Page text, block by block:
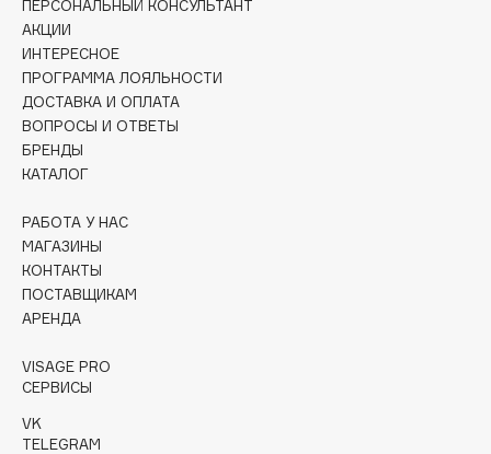
Collagenina
Consly
Corimo
CosRX
Cottolina
Crescina
Curaprox
D
DABO
Darphin
ПЕРСОНАЛЬНЫЙ КОНСУЛЬТАНТ
АКЦИИ
ИНТЕРЕСНОЕ
ПРОГРАММА ЛОЯЛЬНОСТИ
ДОСТАВКА И ОПЛАТА
ВОПРОСЫ И ОТВЕТЫ
БРЕНДЫ
КАТАЛОГ
РАБОТА У НАС
МАГАЗИНЫ
КОНТАКТЫ
ПОСТАВЩИКАМ
АРЕНДА
VISAGE PRO
СЕРВИСЫ
VK
TELEGRAM